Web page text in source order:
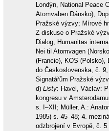
Londýn, National Peace
Atomvaben Dánsko);
Pražské výzvy; Mírové
Z diskuse o Pražské
Dialog, Humanitas
Nei til Atomvagen
(Francie), KOS (Polsko),
do Československa, č.
Signatářům Pražské
d) Listy: Havel, Václav:
kongresu v
s. I–XII; Müller, A.:
1985) s. 45–48; 4.
odzbrojení v Evropě, č.